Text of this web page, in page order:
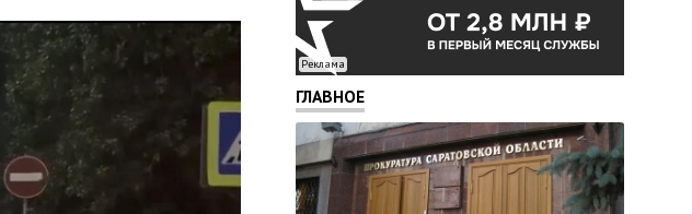
Реклама
ГЛАВНОЕ